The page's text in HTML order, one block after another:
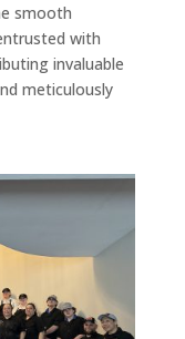
smooth
with
invaluable
meticulously